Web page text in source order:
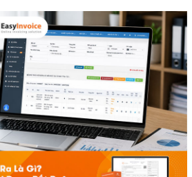
tử EasyInvoice sẽ chia sẻ 13
tử không cần […]